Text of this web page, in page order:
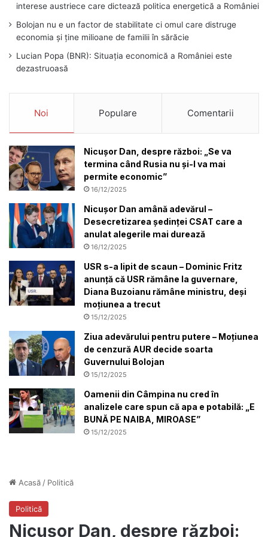
interese austriece care dictează politica energetică a României
Bolojan nu e un factor de stabilitate ci omul care distruge
economia și ține milioane de familii în sărăcie
Lucian Popa (BNR): Situația economică a României este
dezastruoasă
Noi Populare Comentarii
Nicușor Dan, despre război: „Se va
termina când Rusia nu și-l va mai
permite economic”
16/12/2025
Nicușor Dan amână adevărul –
Desecretizarea ședinței CSAT care a
anulat alegerile mai durează
16/12/2025
USR s-a lipit de scaun – Dominic Fritz
anunță că USR rămâne la guvernare,
Diana Buzoianu rămâne ministru, deși
moțiunea a trecut
15/12/2025
Ziua adevărului pentru putere – Moțiunea
de cenzură AUR decide soarta
Guvernului Bolojan
15/12/2025
Oamenii din Câmpina nu cred în
analizele care spun că apa e potabilă: „E
BUNĂ PE NAIBA, MIROASE”
15/12/2025